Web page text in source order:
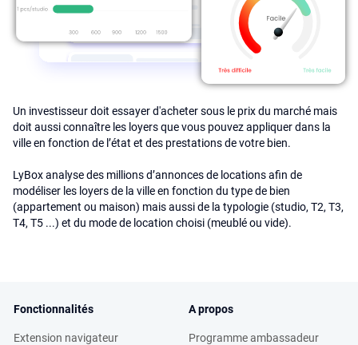
Un investisseur doit essayer d'acheter sous le prix du marché mais
doit aussi connaître les loyers que vous pouvez appliquer dans la
ville en fonction de l’état et des prestations de votre bien.
LyBox analyse des millions d’annonces de locations afin de
modéliser les loyers de la ville en fonction du type de bien
(appartement ou maison) mais aussi de la typologie (studio, T2, T3,
T4, T5 ...) et du mode de location choisi (meublé ou vide).
Fonctionnalités
Extension navigateur
A propos
Programme ambassadeur